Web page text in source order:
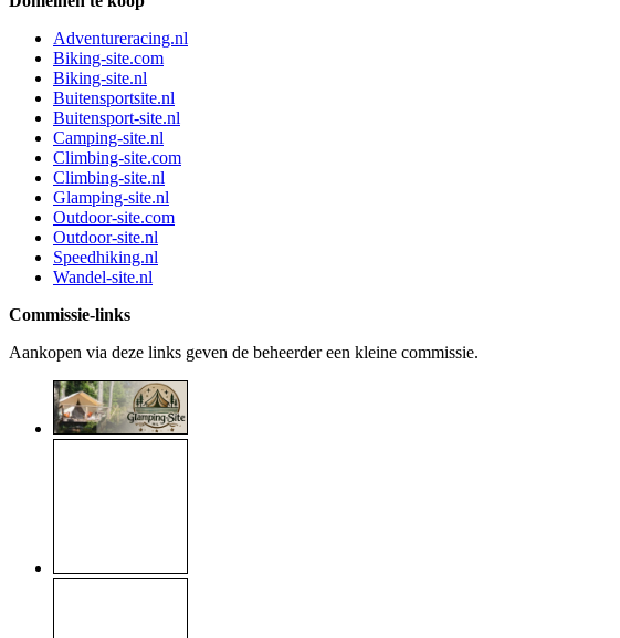
Adventureracing.nl
Biking-site.com
Biking-site.nl
Buitensportsite.nl
Buitensport-site.nl
Camping-site.nl
Climbing-site.com
Climbing-site.nl
Glamping-site.nl
Outdoor-site.com
Outdoor-site.nl
Speedhiking.nl
Wandel-site.nl
Commissie-links
Aankopen via deze links geven de beheerder een kleine commissie.